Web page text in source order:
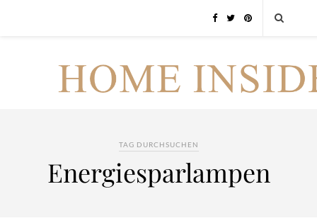
TAG DURCHSUCHEN
Energiesparlampen